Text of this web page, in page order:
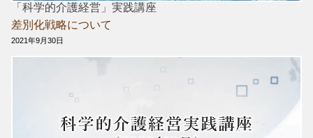
「科学的介護経営」実践講座
差別化戦略について
2021年9月30日